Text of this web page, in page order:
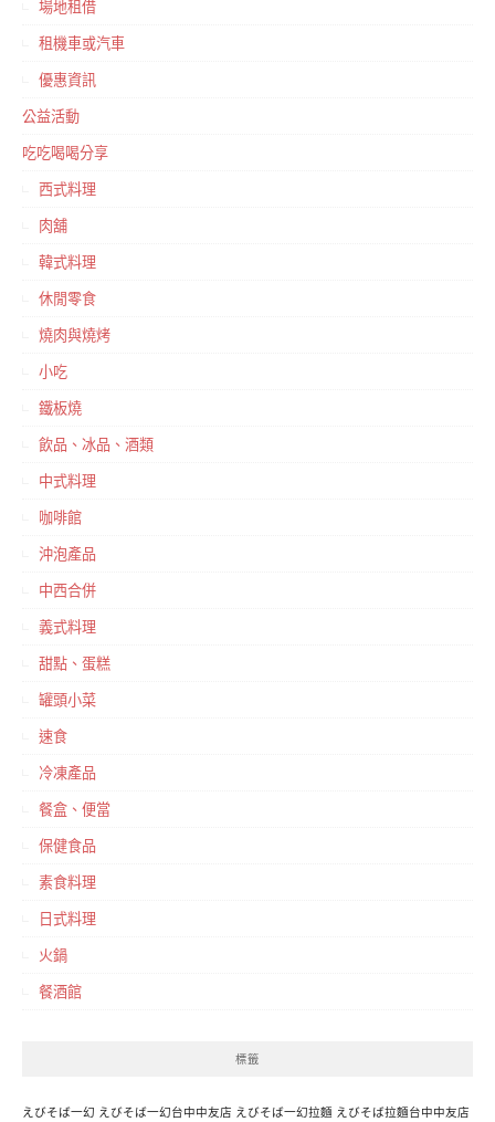
場地租借
租機車或汽車
優惠資訊
公益活動
吃吃喝喝分享
西式料理
肉舖
韓式料理
休閒零食
燒肉與燒烤
小吃
鐵板燒
飲品、冰品、酒類
中式料理
咖啡館
沖泡產品
中西合併
義式料理
甜點、蛋糕
罐頭小菜
速食
冷凍產品
餐盒、便當
保健食品
素食料理
日式料理
火鍋
餐酒館
標籤
えびそば一幻 えびそば一幻台中中友店 えびそば一幻拉麵 えびそば拉麵台中中友店